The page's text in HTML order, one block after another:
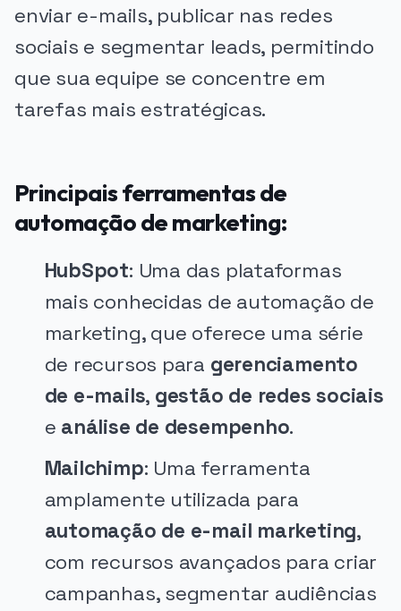
enviar e-mails, publicar nas redes
sociais e segmentar leads, permitindo
que sua equipe se concentre em
tarefas mais estratégicas.
Principais ferramentas de
automação de marketing:
HubSpot: Uma das plataformas
mais conhecidas de automação de
marketing, que oferece uma série
de recursos para gerenciamento
de e-mails, gestão de redes sociais
e análise de desempenho.
Mailchimp: Uma ferramenta
amplamente utilizada para
automação de e-mail marketing,
com recursos avançados para criar
campanhas, segmentar audiências